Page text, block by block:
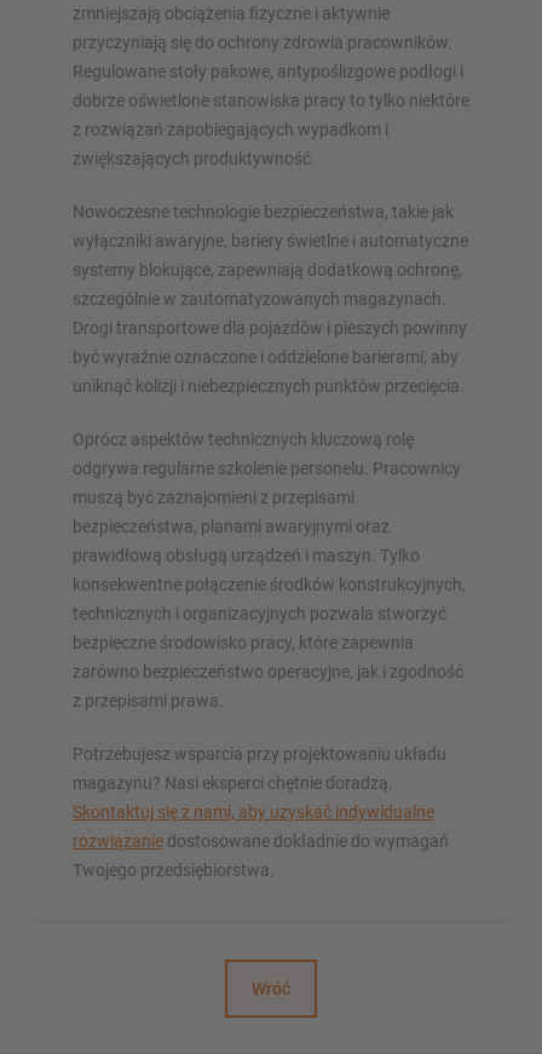
zmniejszają obciążenia fizyczne i aktywnie
przyczyniają się do ochrony zdrowia pracowników.
Regulowane stoły pakowe, antypoślizgowe podłogi i
dobrze oświetlone stanowiska pracy to tylko niektóre
z rozwiązań zapobiegających wypadkom i
zwiększających produktywność.
Nowoczesne technologie bezpieczeństwa, takie jak
wyłączniki awaryjne, bariery świetlne i automatyczne
systemy blokujące, zapewniają dodatkową ochronę,
szczególnie w zautomatyzowanych magazynach.
Drogi transportowe dla pojazdów i pieszych powinny
być wyraźnie oznaczone i oddzielone barierami, aby
uniknąć kolizji i niebezpiecznych punktów przecięcia.
Oprócz aspektów technicznych kluczową rolę
odgrywa regularne szkolenie personelu. Pracownicy
muszą być zaznajomieni z przepisami
bezpieczeństwa, planami awaryjnymi oraz
prawidłową obsługą urządzeń i maszyn. Tylko
konsekwentne połączenie środków konstrukcyjnych,
technicznych i organizacyjnych pozwala stworzyć
bezpieczne środowisko pracy, które zapewnia
zarówno bezpieczeństwo operacyjne, jak i zgodność
z przepisami prawa.
Potrzebujesz wsparcia przy projektowaniu układu
magazynu? Nasi eksperci chętnie doradzą.
Skontaktuj się z nami, aby uzyskać indywidualne
rozwiązanie dostosowane dokładnie do wymagań
Twojego przedsiębiorstwa.
Wróć